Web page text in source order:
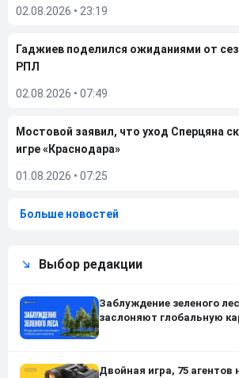
02.08.2026 • 23:19
Гаджиев поделился ожиданиями от
РПЛ
02.08.2026 • 07:49
Мостовой заявил, что уход Сперцяна
игре «Краснодара»
01.08.2026 • 07:25
Больше новостей
Выбор редакции
Заблуждение зеленого
заслоняют глобальную
Двойная игра, 75 агентов